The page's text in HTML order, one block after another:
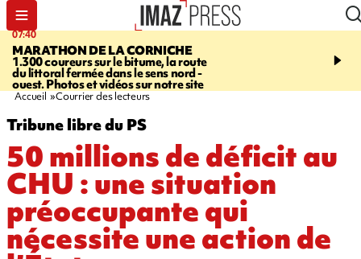
07:40
MARATHON DE LA CORNICHE
1.300 coureurs sur le bitume, la route
du littoral fermée dans le sens nord -
ouest. Photos et vidéos sur notre site
10:33
l’enfance - une
Accueil Courrier des lecteurs
Tribune libre du PS
50 millions de déficit au
CHU : une situation
préoccupante qui
nécessite une action de